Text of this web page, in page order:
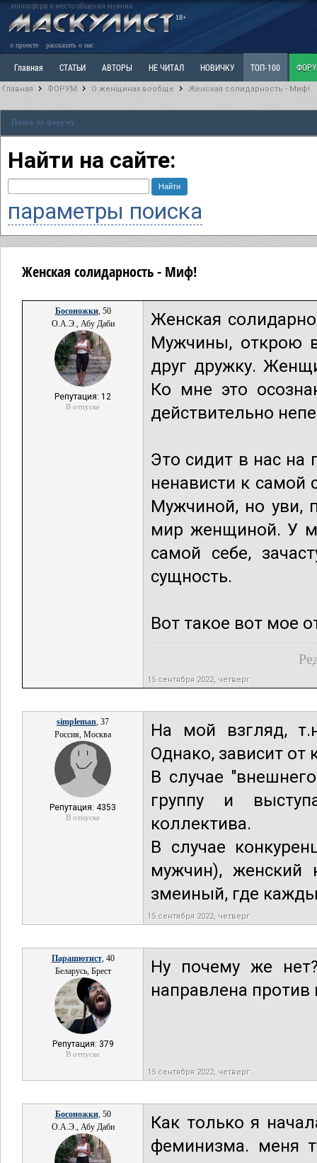
маносфера и место общения мужчин
18+
о проекте рассказать о нас
Главная СТАТЬИ АВТОРЫ НЕ ЧИТАЛ НОВИЧКУ ТОП-100
Ветка: Расстаюсь или Развожусь. САНЧАС Ветка: Наболевшее. Выскажись!
РАЗДЕЛ: Разное
Главная ФОРУМ О женщинах вообще Женская солидарность - Миф!
Поиск по форуму
Найти на сайте:
параметры поиска
Женская солидарность - Миф!
Босоножки, 50
О.А.Э., Абу Даби
Репутация: 12
В отпуске
Женская
Мужчины, открою
друг дружку.
Ко мне это
действительно
Это сидит в нас на
ненависти к самой
Мужчиной, но уви,
мир женщиной. У
самой себе,
сущность.
Вот такое вот мое
15 сентября 2022, четверг
simpleman, 37
Россия, Москва
Репутация: 4353
В отпуске
На мой взгляд,
Однако, зависит от
В случае
группу и
коллектива.
В случае
мужчин), женский
змеиный, где
15 сентября 2022, четверг
Парашютист, 40
Беларусь, Брест
Репутация: 379
В отпуске
Ну почему же
направлена
15 сентября 2022, четверг
Босоножки, 50
О.А.Э., Абу Даби
Как только я
феминизма. меня